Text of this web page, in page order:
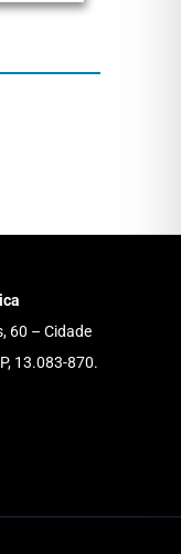
60 – Cidade
13.083-870.